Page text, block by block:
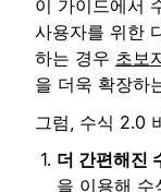
이 가이드에서
사용자를 위한
하는 경우 초보
을 더욱 확장하
그럼, 수식 2.0
더 간편해진
을 이용해